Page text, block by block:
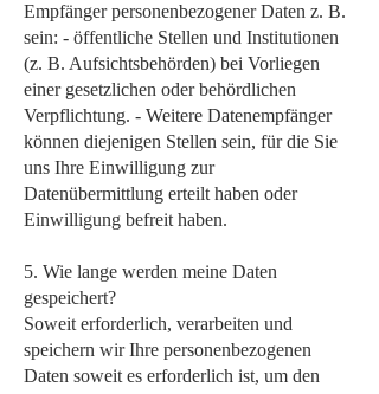
Empfänger personenbezogener Daten z. B.
sein: - öffentliche Stellen und Institutionen
(z. B. Aufsichtsbehörden) bei Vorliegen
einer gesetzlichen oder behördlichen
Verpflichtung. - Weitere Datenempfänger
können diejenigen Stellen sein, für die Sie
uns Ihre Einwilligung zur
Datenübermittlung erteilt haben oder
Einwilligung befreit haben.
5. Wie lange werden meine Daten
gespeichert?
Soweit erforderlich, verarbeiten und
speichern wir Ihre personenbezogenen
Daten soweit es erforderlich ist, um den